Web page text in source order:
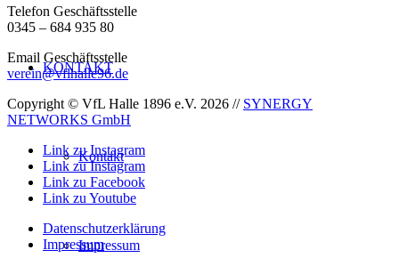
KONTAKT
Kontakt
Impressum
Telefon Geschäftsstelle
0345 – 684 935 80
Email Geschäftsstelle
verein@vflhalle96.de
Copyright © VfL Halle 1896 e.V. 2026 // SYNERGY
NETWORKS GmbH
Link zu Instagram
Link zu Instagram
Link zu Facebook
Link zu Youtube
Datenschutzerklärung
Impressum